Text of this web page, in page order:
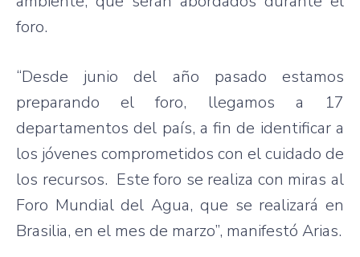
foro.
“Desde junio del año pasado estamos
preparando el foro, llegamos a 17
departamentos del país, a fin de identificar a
los jóvenes comprometidos con el cuidado de
los recursos. Este foro se realiza con miras al
Foro Mundial del Agua, que se realizará en
Brasilia, en el mes de marzo”, manifestó Arias.